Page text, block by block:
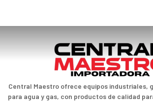
Central Maestro ofrece equipos industriales,
para agua y gas, con productos de calidad